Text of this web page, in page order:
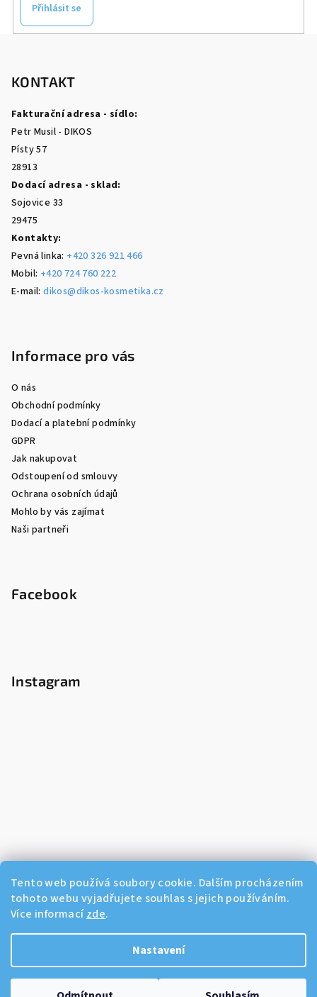
Tento web používá soubory cookie. Dalším procházením
tohoto webu vyjadřujete souhlas s jejich používáním.
Více informací zde.
Nastavení
Přihlásit se
KONTAKT
Fakturační adresa - sídlo:
Petr Musil - DIKOS
Písty 57
28913
Dodací adresa - sklad:
Sojovice 33
29475
Kontakty:
Pevná linka: +420 326 921 466
Mobil: +420 724 760 222
E-mail:dikos@dikos-kosmetika.cz
Informace pro vás
O nás
Obchodní podmínky
Dodací a platební podmínky
GDPR
Jak nakupovat
Odstoupení od smlouvy
Ochrana osobních údajů
Mohlo by vás zajímat
Naši partneři
Facebook
Instagram
Sledovat na Instagramu